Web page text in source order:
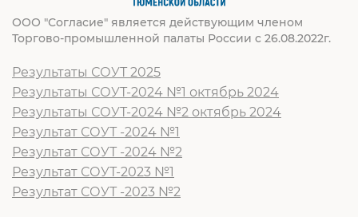
ООО "Согласие" является действующим членом
Торгово-промышленной палаты России с 26.08.2022г.
Результаты СОУТ 2025
Результаты СОУТ-2024 №1 октябрь 2024
Результаты СОУТ-2024 №2 октябрь 2024
Результат СОУТ -2024 №1
Результат СОУТ -2024 №2
Результат СОУТ-2023 №1
Результат СОУТ -2023 №2